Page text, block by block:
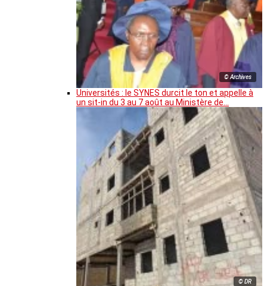
© Archives
Universités : le SYNES durcit le ton et appelle à
un sit-in du 3 au 7 août au Ministère de…
© DR